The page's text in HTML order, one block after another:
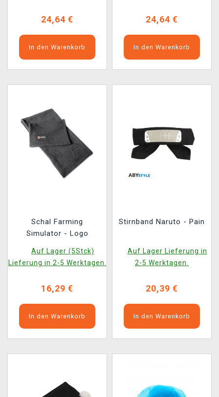
24,64 €
In den Warenkorb
24,64 €
In den Warenkorb
Schal Farming
Simulator - Logo
Auf Lager (5Stck)
Lieferung in 2-5 Werktagen.
16,29 €
In den Warenkorb
Stirnband Naruto - Pain
Auf Lager Lieferung in
2-5 Werktagen.
20,39 €
In den Warenkorb